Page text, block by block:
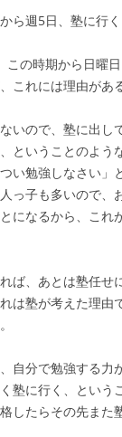
ら週5日、塾に行く
この時期から日曜
これには理由があ
いので、塾に出し
ということのよう
い勉強しなさい」
っ子も多いので、
になるから、これ
ば、あとは塾任せ
は塾が考えた理由
自分で勉強する力
塾に行く、という
したらその先また